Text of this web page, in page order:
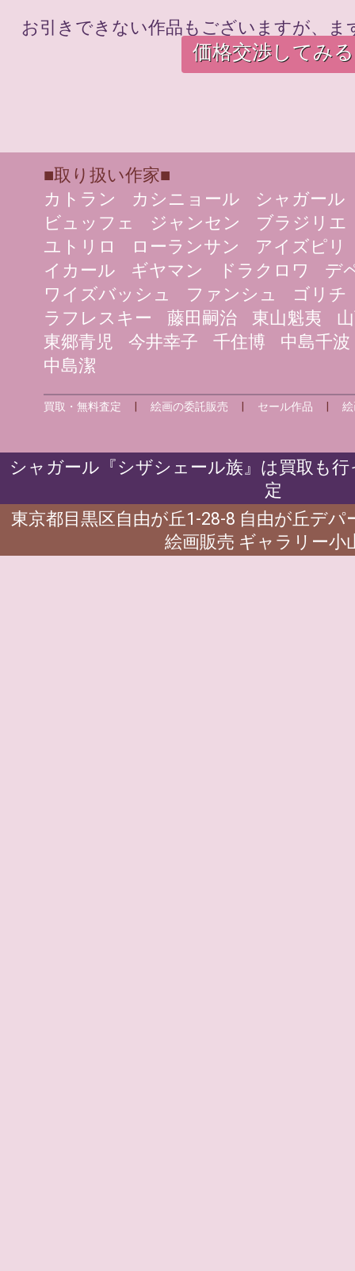
お引きできない作品もございますが、
価格交渉してみる
■取り扱い作家■
カトラン
カシニョール
シャガール
ビュッフェ
ジャンセン
ブラジリエ
ユトリロ
ローランサン
アイズピリ
イカール
ギヤマン ドラクロワ
デ
ワイズバッシュ
ファンシュ
ゴリチ
ラフレスキー
藤田嗣治 東山魁夷
東郷青児
今井幸子 千住博
中島千波
中島潔
買取・無料査定 |絵画の委託販売 セール作品 |
シャガール『シザシェール族』は買取も
定
東京都目黒区自由が丘1-28-8 自由が丘デ
絵画販売 ギャラリー小